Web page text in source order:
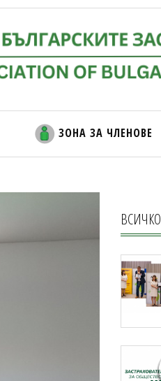
ЗОНА ЗА ЧЛЕНОВЕ
ВСИЧКО